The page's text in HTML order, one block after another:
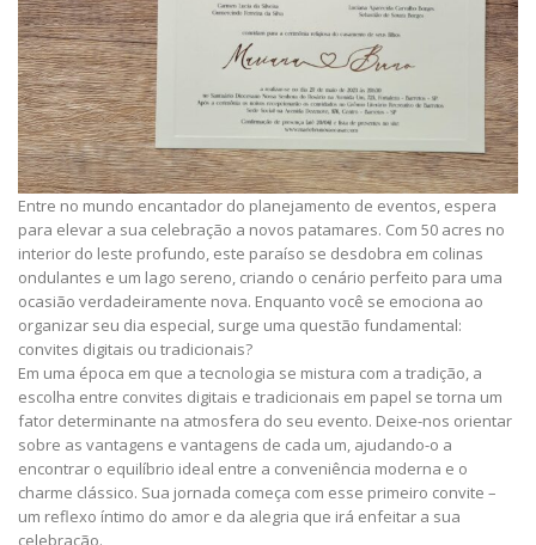
Entre no mundo encantador do planejamento de eventos, espera
para elevar a sua celebração a novos patamares. Com 50 acres no
interior do leste profundo, este paraíso se desdobra em colinas
ondulantes e um lago sereno, criando o cenário perfeito para uma
ocasião verdadeiramente nova. Enquanto você se emociona ao
organizar seu dia especial, surge uma questão fundamental:
convites digitais ou tradicionais?
Em uma época em que a tecnologia se mistura com a tradição, a
escolha entre convites digitais e tradicionais em papel se torna um
fator determinante na atmosfera do seu evento. Deixe-nos orientar
sobre as vantagens e vantagens de cada um, ajudando-o a
encontrar o equilíbrio ideal entre a conveniência moderna e o
charme clássico. Sua jornada começa com esse primeiro convite –
um reflexo íntimo do amor e da alegria que irá enfeitar a sua
celebração.